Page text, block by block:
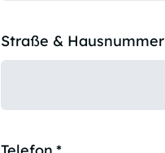
Straße & Hausnummer